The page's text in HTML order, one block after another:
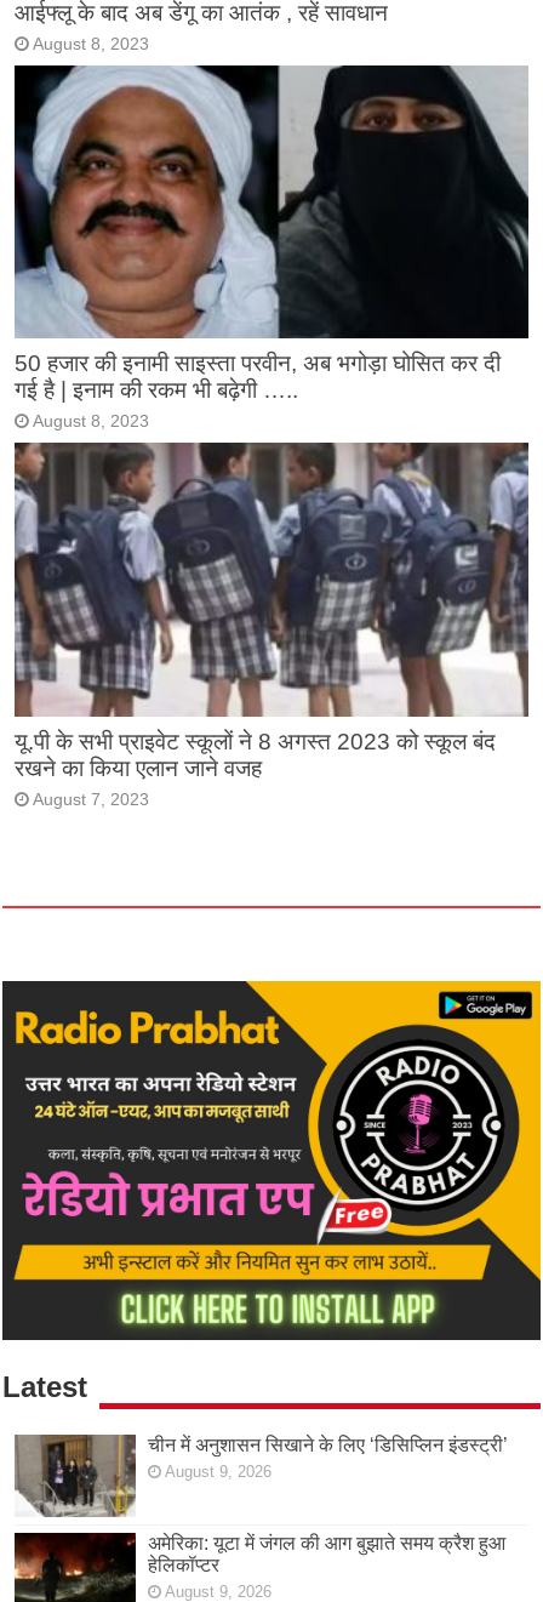
आईफ्लू के बाद अब डेंगू का आतंक , रहें सावधान
August 8, 2023
50 हजार की इनामी साइस्ता परवीन, अब भगोड़ा घोसित कर दी
गई है | इनाम की रकम भी बढ़ेगी …..
August 8, 2023
यू.पी के सभी प्राइवेट स्कूलों ने 8 अगस्त 2023 को स्कूल बंद
रखने का किया एलान जाने वजह
August 7, 2023
Latest
चीन में अनुशासन सिखाने के लिए ‘डिसिप्लिन इंडस्ट्री’
August 9, 2026
अमेरिका: यूटा में जंगल की आग बुझाते समय क्रैश हुआ
हेलिकॉप्टर
August 9, 2026